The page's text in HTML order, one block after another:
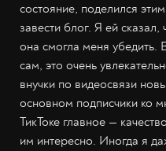
состояние, поделился
завести блог. Я ей
она смогла меня убедить.
сам, это очень
внучки по видеосвязи
основном подписчики ко
ТикТоке главное —
им интересно. Иногда я